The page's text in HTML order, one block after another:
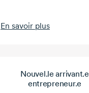
En savoir plus
Nouvel.le arrivant.e
entrepreneur.e